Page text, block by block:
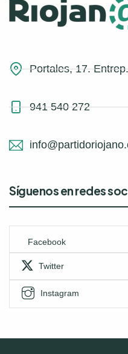
Portales, 17.
941 540 272
Síguenos en redes
Facebook
Twitter
Instagram